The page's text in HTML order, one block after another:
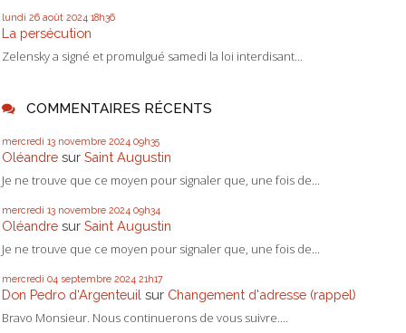
lundi 26 août 2024 18h36
La persécution
Zelensky a signé et promulgué samedi la loi interdisant...
COMMENTAIRES RÉCENTS
mercredi 13 novembre 2024 09h35
Oléandre sur Saint Augustin
Je ne trouve que ce moyen pour signaler que, une fois de...
mercredi 13 novembre 2024 09h34
Oléandre sur Saint Augustin
Je ne trouve que ce moyen pour signaler que, une fois de...
mercredi 04 septembre 2024 21h17
Don Pedro d‘Argenteuil sur Changement d'adresse (rappel)
Bravo Monsieur. Nous continuerons de vous suivre....